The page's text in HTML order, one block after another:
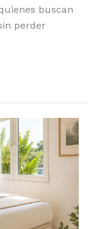
buscan
perder